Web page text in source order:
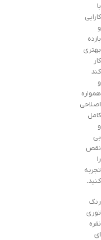
با
کارایی
و
بازده
بهتری
کار
کند
و
همواره
اصلاحی
کامل
و
بی
نقص
را
تجربه
کنید.
رنگ
توری
نقره
ای